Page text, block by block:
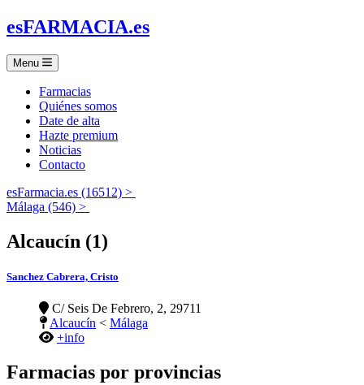
esFARMACIA.es
Menu
Farmacias
Quiénes somos
Date de alta
Hazte premium
Noticias
Contacto
esFarmacia.es (16512) >
Málaga (546) >
Alcaucín (1)
Sanchez Cabrera, Cristo
C/ Seis De Febrero, 2, 29711
Alcaucín < Málaga
+info
Farmacias por provincias